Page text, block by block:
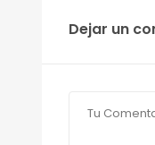
Dejar un